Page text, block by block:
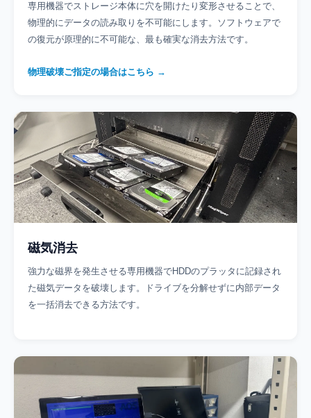
専用機器でストレージ本体に穴を開けたり変形させることで、
物理的にデータの読み取りを不可能にします。ソフトウェアで
の復元が原理的に不可能な、最も確実な消去方法です。
物理破壊ご指定の場合はこちら →
磁気消去
強力な磁界を発生させる専用機器でHDDのプラッタに記録され
た磁気データを破壊します。ドライブを分解せずに内部データ
を一括消去できる方法です。